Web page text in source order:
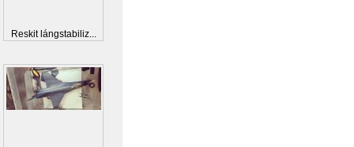
Reskit lángstabiliz...